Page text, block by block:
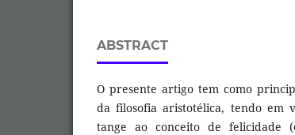
ABSTRACT
O presente artigo tem como
da filosofia aristotélica, tendo em
tange ao conceito de felicidade